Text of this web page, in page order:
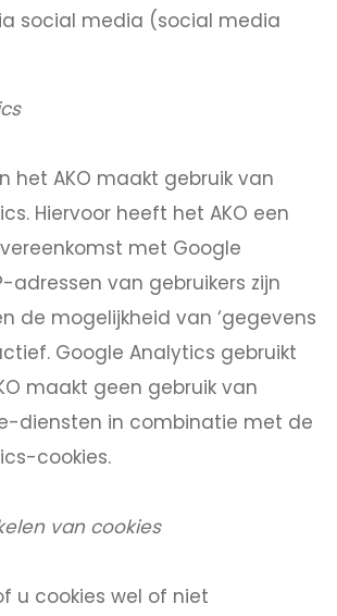
social media (social media
het AKO maakt gebruik van
Hiervoor heeft het AKO een
met Google
adressen van gebruikers zijn
de mogelijkheid van ‘gegevens
Google Analytics gebruikt
maakt geen gebruik van
diensten in combinatie met de
cookies.
van cookies
u cookies wel of niet